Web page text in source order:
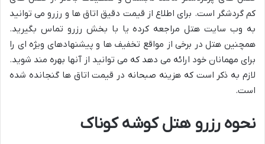
کم گردشگر است. برای اطلاع از قیمت دقیق اتاق ها و رزرو می توانید
به وب سایت هتل مراجعه کرده یا با بخش رزرو تماس بگیرید.
همچنین هتل در برخی از مواقع تخفیف ها و پیشنهادهای ویژه ای را
برای مهمانان خود ارائه می دهد که می توانید از آنها بهره مند شوید.
لازم به ذکر است که هزینه صبحانه در قیمت اتاق ها گنجانده شده
است.
نحوه رزرو هتل کوشه کوناک